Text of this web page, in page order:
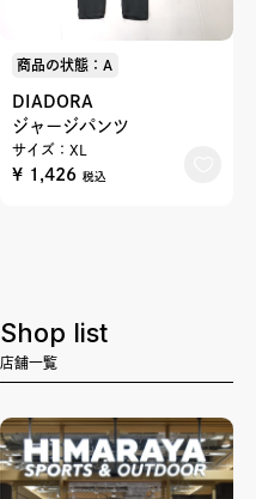
商品の状態：A
DIADORA
ジャージパンツ
サイズ：XL
¥ 1,426 税込
Shop list
店舗一覧